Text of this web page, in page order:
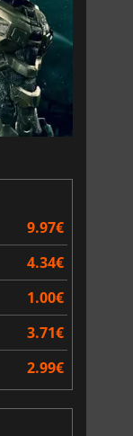
9.97€
4.34€
1.00€
3.71€
2.99€